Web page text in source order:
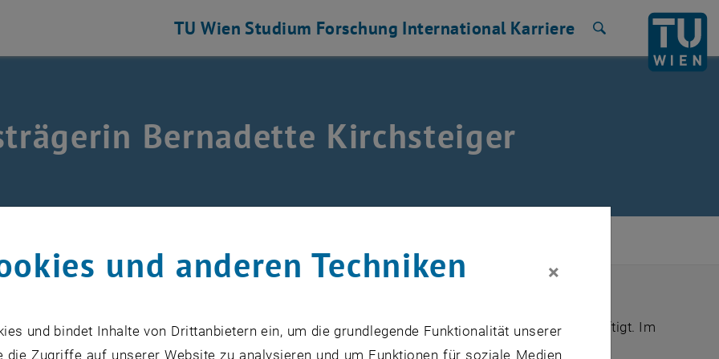
TU Wien Studium Forschung International Karriere
Bernadette Kirchsteiger
und Analytik in der Forschungsgruppe Umweltanalytik bei ao. Prof. Anne Kasper-Giebl beschäftigt. Im
Dissertation beschäftigt sie sich mit der Quantifizierung polyzyklischer aromatischer
und anderen Techniken ×
und bindet Inhalte von Drittanbietern ein, um die grundlegende Funktionalität unserer
Zugriffe auf unserer Website zu analysieren und um Funktionen für soziale Medien